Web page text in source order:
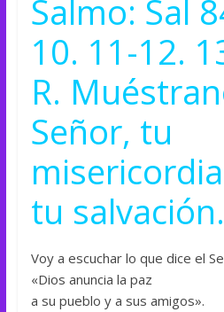
Salmo: Sal
10. 11-12.
R.
Señor, tu
tu salvación.
Voy a escuchar lo que dice el
«Dios anuncia la paz
a su pueblo y a sus amigos».